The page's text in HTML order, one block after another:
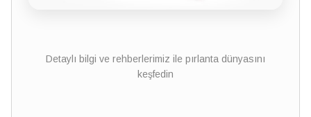
Detaylı bilgi ve rehberlerimiz ile pırlanta dünyasını
keşfedin